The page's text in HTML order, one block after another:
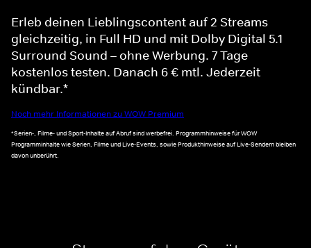
Erleb deinen Lieblingscontent auf 2 Streams
gleichzeitig, in Full HD und mit Dolby Digital 5.1
Surround Sound – ohne Werbung. 7 Tage
kostenlos testen. Danach 6 € mtl. Jederzeit
kündbar.*
Noch mehr Informationen zu WOW Premium
*Serien-, Filme- und Sport-Inhalte auf Abruf sind werbefrei. Programmhinweise für WOW
Programminhalte wie Serien, Filme und Live-Events, sowie Produkthinweise auf Live-Sendern bleiben
davon unberührt.